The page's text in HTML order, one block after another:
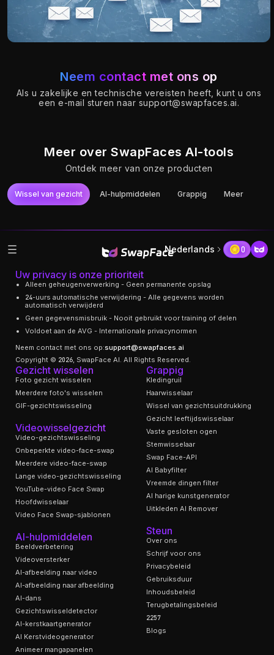
Neem contact met ons op
Als u zakelijke en technische vereisten heeft, kunt u ons
een e-mail sturen naar support@swapfaces.ai.
Meer over SwapFaces AI-tools
Ontdek meer van onze producten
Wissel van gezicht AI-hulpmiddelen Grappig Meer
Try It Try It Try It
Try It Try It Try It
Nederlands 0
Uw privacy is onze prioriteit
Alleen geheugenverwerking - Geen permanente opslag
24-uurs automatische verwijdering - Alle gegevens worden
automatisch verwijderd
Geen gegevensmisbruik - Nooit gebruikt voor training of delen
Voldoet aan de AVG - Internationale privacynormen
Neem contact met ons op:support@swapfaces.ai
Copyright © 2026, SwapFace AI. All Rights Reserved.
Gezicht wisselen
Foto gezicht wisselen
Meerdere foto's wisselen
GIF-gezichtswisseling
Videowisselgezicht
Video-gezichtswisseling
Onbeperkte video-face-swap
Meerdere video-face-swap
Lange video-gezichtswisseling
YouTube-video Face Swap
Hoofdwisselaar
Video Face Swap-sjablonen
AI-hulpmiddelen
Beeldverbetering
Videoversterker
AI-afbeelding naar video
AI-afbeelding naar afbeelding
AI-dans
Gezichtswisseldetector
AI-kerstkaartgenerator
AI Kerstvideogenerator
Animeer mangapanelen
Grappig
Kledingruil
Haarwisselaar
Wissel van gezichtsuitdrukking
Gezicht leeftijdswisselaar
Vaste gesloten ogen
Stemwisselaar
Swap Face-API
AI Babyfilter
Vreemde dingen filter
AI harige kunstgenerator
Uitkleden AI Remover
Steun
Over ons
Schrijf voor ons
Privacybeleid
Gebruiksduur
Inhoudsbeleid
Terugbetalingsbeleid
2257
Blogs